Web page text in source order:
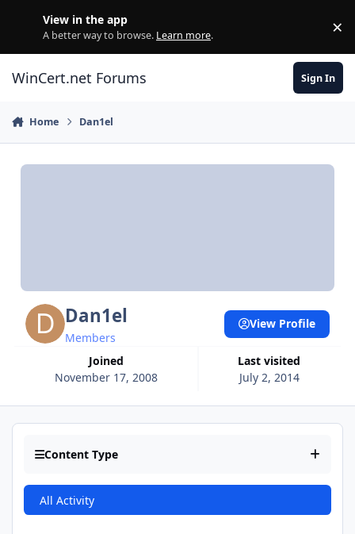
View in the app
A better way to browse. Learn more. ×
WinCert.net Forums Sign In
Home Dan1el
Dan1el
Members
Joined
November 17, 2008
Last visited
July 2, 2014
View Profile
Content Type
All Activity